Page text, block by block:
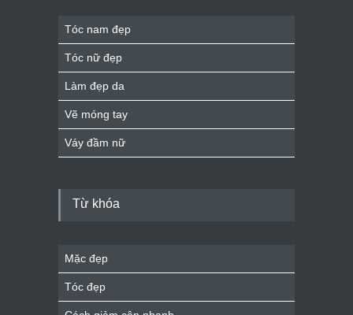
Tóc nam đẹp
Tóc nữ đẹp
Làm đẹp da
Vẽ móng tay
Váy đầm nữ
Từ khóa
Mặc đẹp
Tóc đẹp